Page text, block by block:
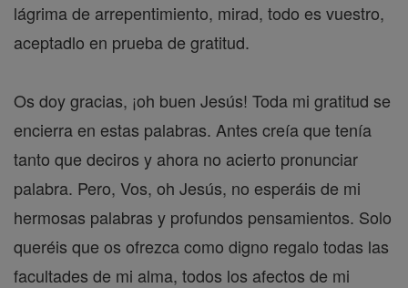
lágrima de arrepentimiento, mirad, todo es vuestro,
aceptadlo en prueba de gratitud.
Os doy gracias, ¡oh buen Jesús! Toda mi gratitud se
encierra en estas palabras. Antes creía que tenía
tanto que deciros y ahora no acierto pronunciar
palabra. Pero, Vos, oh Jesús, no esperáis de mi
hermosas palabras y profundos pensamientos. Solo
queréis que os ofrezca como digno regalo todas las
facultades de mi alma, todos los afectos de mi